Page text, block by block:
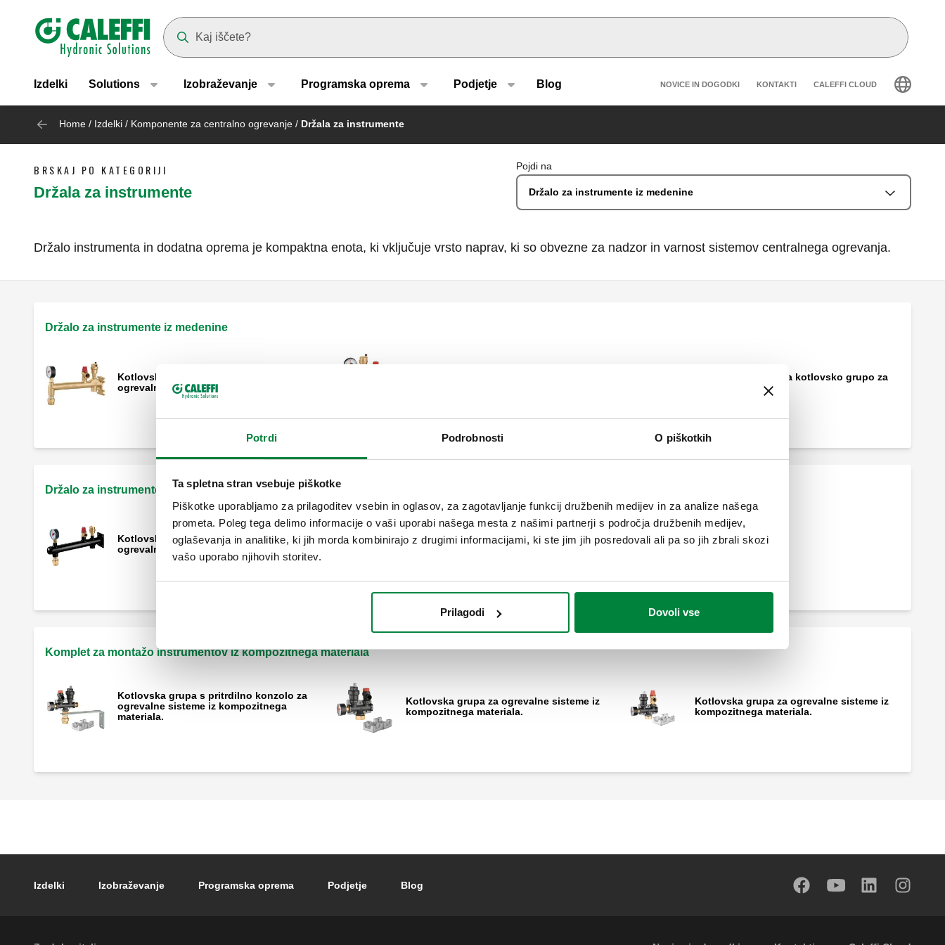
Potrdi Podrobnosti O piškotkih
Ta spletna stran vsebuje piškotke
Piškotke uporabljamo za prilagoditev vsebin in oglasov, za zagotavljanje funkcij družbenih medijev in za analize našega
prometa. Poleg tega delimo informacije o vaši uporabi našega mesta z našimi partnerji s področja družbenih medijev,
oglaševanja in analitike, ki jih morda kombinirajo z drugimi informacijami, ki ste jim jih posredovali ali pa so jih zbrali skozi
vašo uporabo njihovih storitev.
Prilagodi Dovoli vse
Header main navigation
Izdelki Solutions Izobraževanje Programska oprema Podjetje Blog Header secondary navigation
NOVICE IN DOGODKI KONTAKTI CALEFFI CLOUD
Home / Izdelki / Komponente za centralno ogrevanje / Držala za instrumente
BRSKAJ PO KATEGORIJI
Držala za instrumente
Pojdi na
Držalo za instrumente iz medenine
Držalo instrumenta in dodatna oprema je kompaktna enota, ki vključuje vrsto naprav, ki so obvezne za nadzor in varnost sistemov centralnega ogrevanja.
Držalo za instrumente iz medenine
Kotlovska grupa s pritrdilno konzolo za
ogrevalne sisteme.
Pritrdilna konzola za kotlovsko grupo za
ogrevalne sisteme.
Držalo za instrumente iz jekla
Kotlovska grupa s pritrdilno konzolo za
ogrevalne sisteme.
Komplet za montažo instrumentov iz kompozitnega materiala
Kotlovska grupa s pritrdilno konzolo za
ogrevalne sisteme iz kompozitnega
materiala.
Kotlovska grupa za ogrevalne sisteme iz
kompozitnega materiala.
Kotlovska grupa za ogrevalne sisteme iz
kompozitnega materiala.
Footer main navigation
Izdelki Izobraževanje Programska oprema Podjetje Blog